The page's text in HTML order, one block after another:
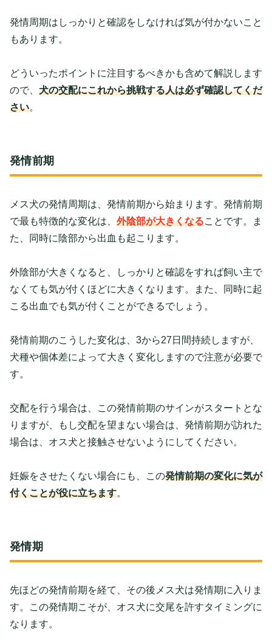
発情周期はしっかりと確認をしなければ気が付かないこと
もあります。
どういったポイントに注目するべきかも含めて解説します
ので、 犬の交配にこれから挑戦する人は必ず確認してくだ
さい。
発情前期
メス犬の発情周期は、発情前期から始まります。発情前期
で最も特徴的な変化は、 外陰部が大きくなることです。ま
た、同時に陰部から出血も起こります。
外陰部が大きくなると、しっかりと確認をすれば飼い主で
なくても気が付くほどに大きくなります。また、同時に起
こる出血でも気が付くことができるでしょう。
発情前期のこうした変化は、3から27日間持続しますが、
犬種や個体差によって大きく変化しますので注意が必要で
す。
交配を行う場合は、この発情前期のサインがスタートとな
りますが、もし交配を望まない場合は、発情前期が訪れた
場合は、オス犬と接触させないようにしてください。
妊娠をさせたくない場合にも、この発情前期の変化に気が
付くことが役に立ちます。
発情期
先ほどの発情前期を経て、その後メス犬は発情期に入りま
す。この発情期こそが、オス犬に交尾を許すタイミングに
なります。